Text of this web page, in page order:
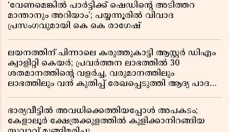
‘വേണമെങ്കിൽ പാർട്ടിക്ക് ഷെഡിൻ്റെ അടിത്തറ
മാന്താനും അറിയാം’; പയ്യന്നൂരിൽ വിവാദ
പ്രസംഗവുമായി കെ കെ രാഗേഷ്
ലയനത്തിന് പിന്നാലെ കരുത്തുകാട്ടി ആസ്റ്റർ ഡിഎം
ക്വാളിറ്റി കെയർ; പ്രവർത്തന ലാഭത്തിൽ 30
ശതമാനത്തിൻ്റെ വളർച്ച, വരുമാനത്തിലും
ലാഭത്തിലും വൻ കുതിപ്പ് രേഖപ്പെടുത്തി ആദ്യ പാദ
ഭാര്യവീട്ടിൽ അവധിക്കെത്തിയപ്പോൾ അപകടം;
കേളാലൂർ ക്ഷേത്രക്കുളത്തിൽ കുളിക്കാനിറങ്ങിയ